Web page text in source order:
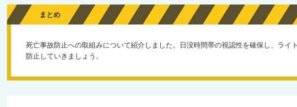
まとめ
死亡事故防止への取組みについて紹介しました。日没時間帯の視認性を確保し、ライ
防止していきましょう。